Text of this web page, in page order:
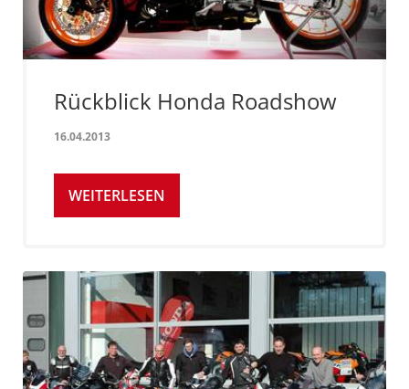
Rückblick Honda Roadshow
16.04.2013
WEITERLESEN